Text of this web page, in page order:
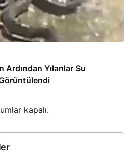
Ardından Yılanlar Su
kapalı.